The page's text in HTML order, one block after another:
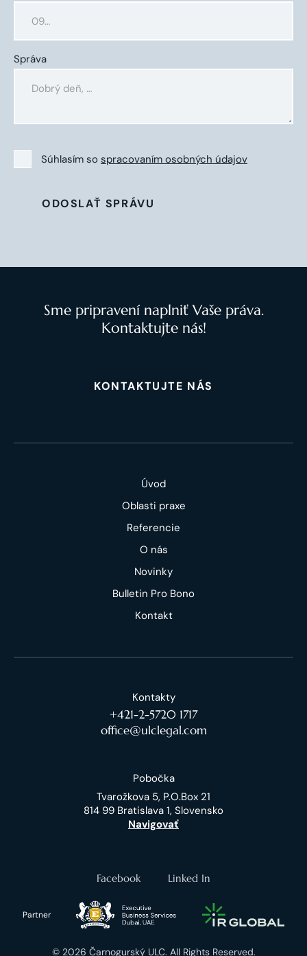
Správa
Súhlasím so spracovaním osobných údajov
ODOSLAŤ SPRÁVU
Sme pripravení naplniť Vaše práva.
Kontaktujte nás!
KONTAKTUJTE NÁS
Úvod
Oblasti praxe
Referencie
O nás
Novinky
Bulletin Pro Bono
Kontakt
Kontakty
+421-2-5720 1717
office@ulclegal.com
Pobočka
Tvarožkova 5, P.O.Box 21
814 99 Bratislava 1, Slovensko
Navigovať
Facebook Linked In
Partner
© 2026 Čarnogurský ULC. All Rights Reserved.